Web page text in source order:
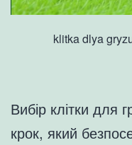
klitka dlya
Вибір клітки для
крок, який